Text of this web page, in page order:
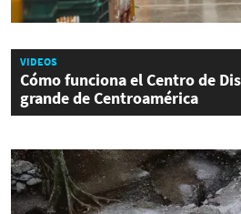
VIDEOS
Cómo funciona el Centro de
grande de Centroamérica